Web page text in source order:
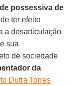
possessiva de
ter efeito
a desarticulação
sua
de sociedade
da
Dutra Torres